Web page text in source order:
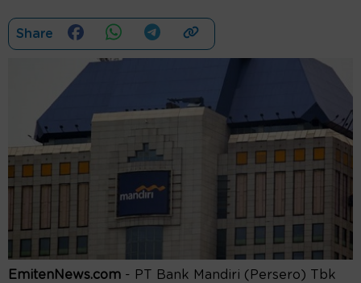
Share
EmitenNews.com - PT Bank Mandiri (Persero) Tbk